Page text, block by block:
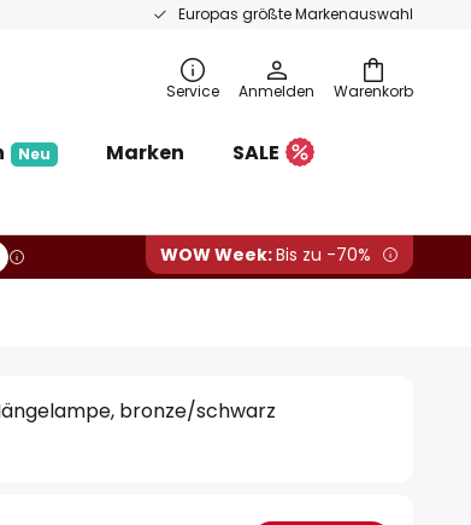
Europas größte Markenauswahl
Warenkorb
Service Anmelden
Neu Marken
SALE
WOW Week:Bis zu -70%
bronze/schwarz